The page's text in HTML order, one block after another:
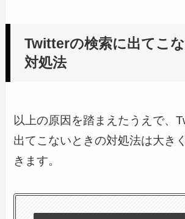
Twitterの検索に出てこ
対処法
以上の原因を踏まえたうえで、
出てこないときの対処法は大き
きます。